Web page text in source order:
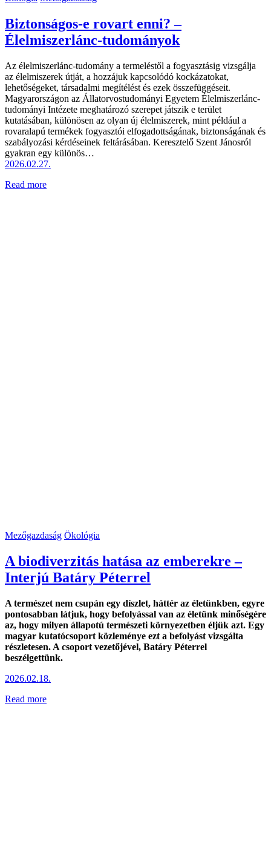
Biztonságos-e rovart enni? –
Élelmiszerlánc-tudományok
Az élelmiszerlánc-tudomány a termeléstől a fogyasztásig vizsgálja
az élelmiszerek útját, a hozzájuk kapcsolódó kockázatokat,
lehetőségeket, társadalmi megítélést és ezek összefüggéseit.
Magyarországon az Állatorvostudományi Egyetem Élelmiszerlánc-
tudományi Intézete meghatározó szerepet játszik e terület
kutatásában, különösen az olyan új élelmiszerek, mint például a
rovaralapú termékek fogyasztói elfogadottságának, biztonságának és
szabályozási kérdéseinek feltárásában. Keresztelő Szent Jánosról
gyakran egy különös…
2026.02.27.
Read more
Mezőgazdaság Ökológia
A biodiverzitás hatása az emberekre –
Interjú Batáry Péterrel
A természet nem csupán egy díszlet, háttér az életünkben, egyre
pontosabban látjuk, hogy befolyással van az életünk minőségére
az, hogy milyen állapotú természeti környezetben éljük azt. Egy
magyar kutatócsoport közleménye ezt a befolyást vizsgálta
részletesen. A csoport vezetőjével, Batáry Péterrel
beszélgettünk.
2026.02.18.
Read more